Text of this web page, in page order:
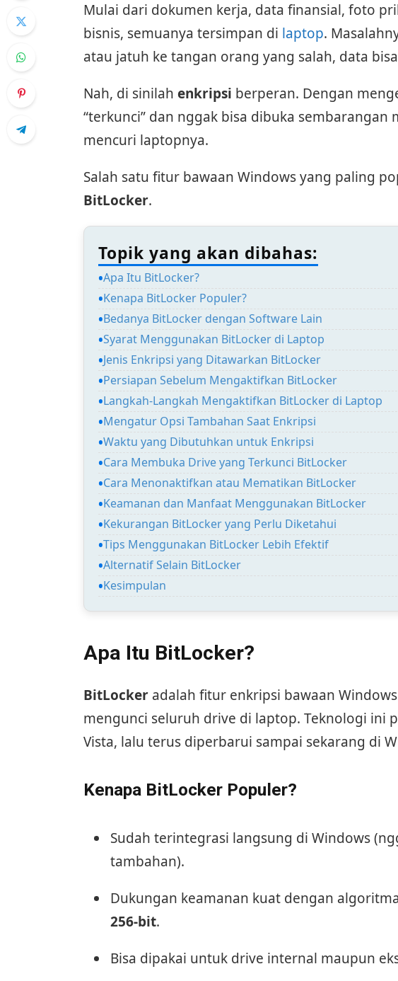
Mulai dari dokumen kerja, data finansial, foto
bisnis, semuanya tersimpan di laptop.
atau jatuh ke tangan orang yang salah, data
Nah, di sinilah enkripsi berperan. Dengan
“terkunci” dan nggak bisa dibuka sembarangan
mencuri laptopnya.
Salah satu fitur bawaan Windows yang paling
BitLocker.
Topik yang akan dibahas:
Apa Itu BitLocker?
Kenapa BitLocker Populer?
Bedanya BitLocker dengan Software Lain
Syarat Menggunakan BitLocker di Laptop
Jenis Enkripsi yang Ditawarkan BitLocker
Persiapan Sebelum Mengaktifkan BitLocker
Langkah-Langkah Mengaktifkan BitLocker di Laptop
Mengatur Opsi Tambahan Saat Enkripsi
Waktu yang Dibutuhkan untuk Enkripsi
Cara Membuka Drive yang Terkunci BitLocker
Cara Menonaktifkan atau Mematikan BitLocker
Keamanan dan Manfaat Menggunakan BitLocker
Kekurangan BitLocker yang Perlu Diketahui
Tips Menggunakan BitLocker Lebih Efektif
Alternatif Selain BitLocker
Kesimpulan
Apa Itu BitLocker?
BitLockeradalah fitur enkripsi bawaan
mengunci seluruh drive di laptop. Teknologi ini
Vista, lalu terus diperbarui sampai sekarang di
Kenapa BitLocker Populer?
Sudah terintegrasi langsung di Windows
tambahan).
Dukungan keamanan kuat dengan
256-bit.
Bisa dipakai untuk drive internal maupun